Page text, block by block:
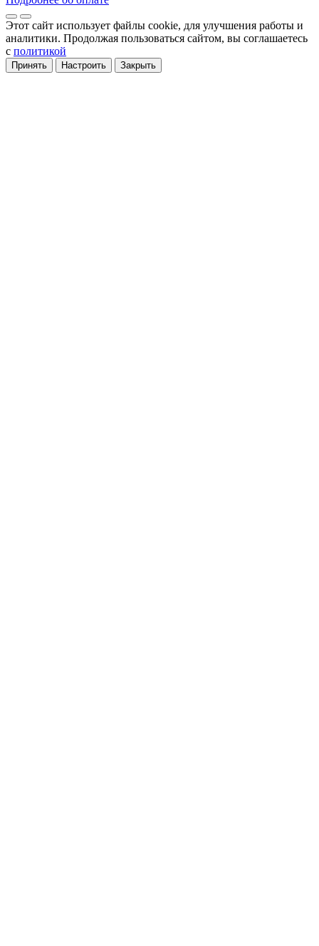
Этот сайт использует файлы cookie, для улучшения работы и
аналитики. Продолжая пользоваться сайтом, вы соглашаетесь
с политикой
Принять Настроить Закрыть